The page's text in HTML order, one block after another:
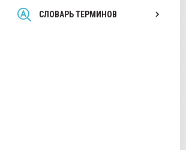
СЛОВАРЬ ТЕРМИНОВ